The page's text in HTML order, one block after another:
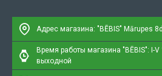
Адрес магазина: "BĒBIS" Mārupes
Время работы магазина "BĒBIS": I-V
выходной